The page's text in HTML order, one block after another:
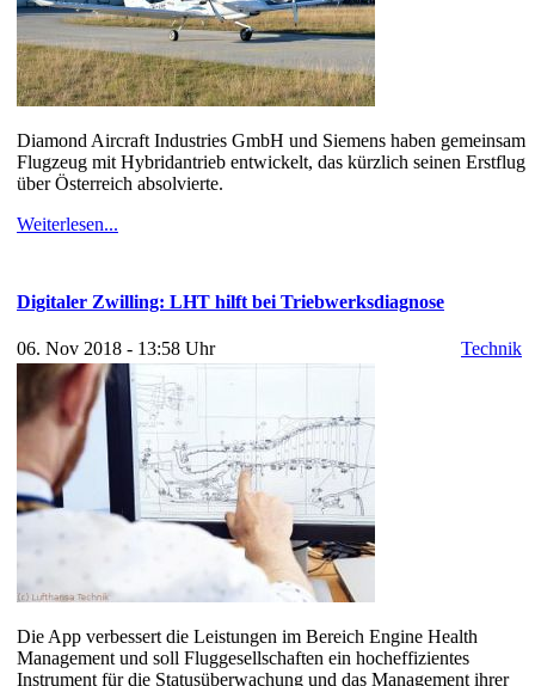
Diamond Aircraft Industries GmbH und Siemens haben gemeinsam
Flugzeug mit Hybridantrieb entwickelt, das kürzlich seinen Erstflug
über Österreich absolvierte.
Weiterlesen...
Digitaler Zwilling: LHT hilft bei Triebwerksdiagnose
06. Nov 2018 - 13:58 Uhr Technik
Die App verbessert die Leistungen im Bereich Engine Health
Management und soll Fluggesellschaften ein hocheffizientes
Instrument für die Statusüberwachung und das Management ihrer